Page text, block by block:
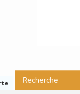
Recherche